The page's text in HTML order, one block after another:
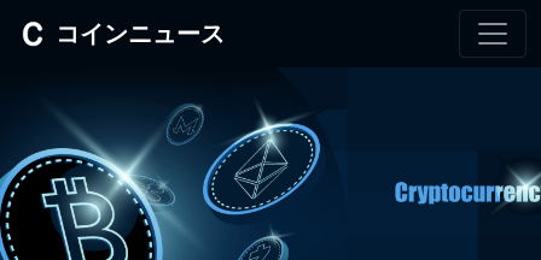
コインニュース